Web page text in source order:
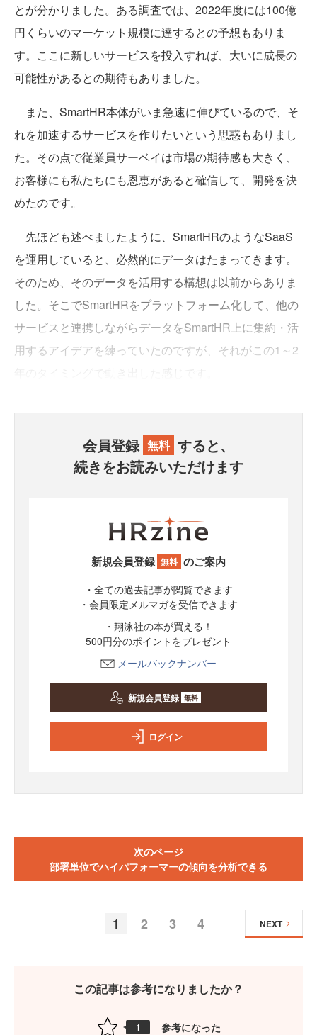
とが分かりました。ある調査では、2022年度には100億
円くらいのマーケット規模に達するとの予想もありま
す。ここに新しいサービスを投入すれば、大いに成長の
可能性があるとの期待もありました。
また、SmartHR本体がいま急速に伸びているので、そ
れを加速するサービスを作りたいという思惑もありまし
た。その点で従業員サーベイは市場の期待感も大きく、
お客様にも私たちにも恩恵があると確信して、開発を決
めたのです。
先ほども述べましたように、SmartHRのようなSaaS
を運用していると、必然的にデータはたまってきます。
そのため、そのデータを活用する構想は以前からありま
した。そこでSmartHRをプラットフォーム化して、他の
サービスと連携しながらデータをSmartHR上に集約・活
用するアイデアを練っていたのですが、それがこの1～2
会員登録 無料 すると、
続きをお読みいただけます
新規会員登録 無料 のご案内
・全ての過去記事が閲覧できます
・会員限定メルマガを受信できます
・翔泳社の本が買える！
500円分のポイントをプレゼント
メールバックナンバー
新規会員登録 無料
ログイン
次のページ
部署単位でハイパフォーマーの傾向を分析できる
1 2 3 4 NEXT
この記事は参考になりましたか？
1 参考になった